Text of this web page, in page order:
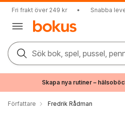
Fri frakt över 249 kr • Snabba
Sök bok, spel, pussel,
Skapa nya rutiner –
Författare Fredrik Rådman